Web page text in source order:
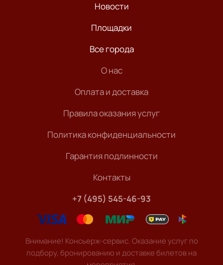
Новости
Площадки
Все города
О нас
Оплата и доставка
Правила оказания услуг
Политика конфиденциальности
Гарантия подлинности
Контакты
+7 (495) 545-46-93
Внимание! Консьерж-сервис. Оказание услуг по
подбору, бронированию и доставке билетов на